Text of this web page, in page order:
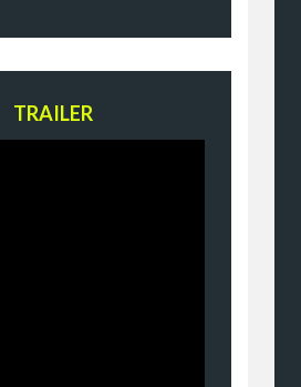
TRAILER